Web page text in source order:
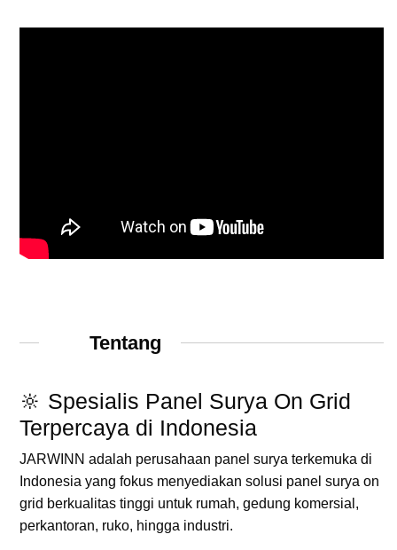
Tentang
🔆 Spesialis Panel Surya On Grid
Terpercaya di Indonesia
JARWINN adalah perusahaan panel surya terkemuka di
Indonesia yang fokus menyediakan solusi panel surya on
grid berkualitas tinggi untuk rumah, gedung komersial,
perkantoran, ruko, hingga industri.